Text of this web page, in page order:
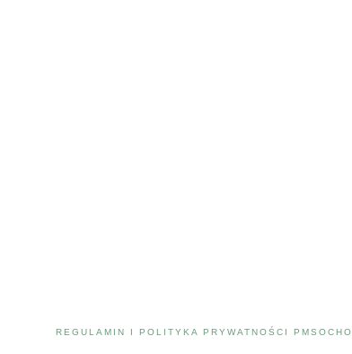
REGULAMIN I POLITYKA PRYWATNOŚCI PMSOCHO